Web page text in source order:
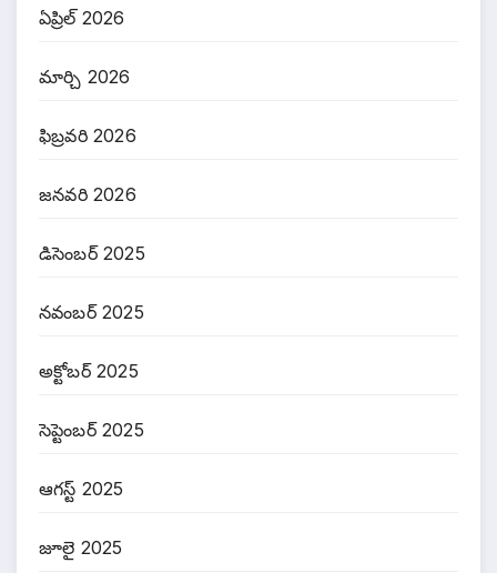
ఏప్రిల్ 2026
మార్చి 2026
ఫిబ్రవరి 2026
జనవరి 2026
డిసెంబర్ 2025
నవంబర్ 2025
అక్టోబర్ 2025
సెప్టెంబర్ 2025
ఆగస్ట్ 2025
జూలై 2025